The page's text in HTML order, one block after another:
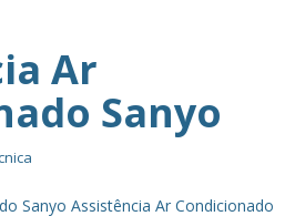
Ar
Sanyo
Sanyo Assistência Ar Condicionado